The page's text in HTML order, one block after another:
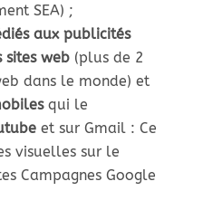
SEA) ;
aux publicités
sites web (plus de 2
dans le monde) et
qui le
et sur Gmail : Ce
visuelles sur le
Campagnes Google